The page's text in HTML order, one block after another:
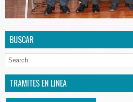
BUSCAR
TRAMITES EN LINEA